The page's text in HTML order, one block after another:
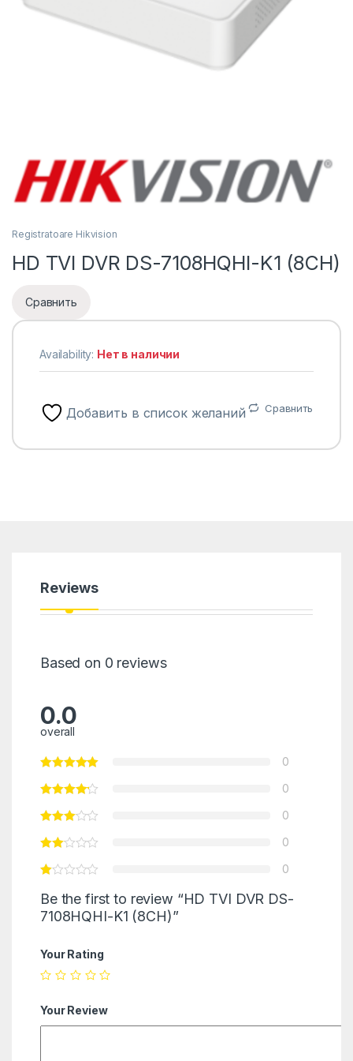
Registratoare Hikvision
HD TVI DVR DS-7108HQHI-K1 (8CH)
Сравнить
Availability: Нет в наличии
Добавить в список желаний Сравнить
Reviews
Based on 0 reviews
0.0
overall
0
0
0
0
0
Be the first to review “HD TVI DVR DS-
7108HQHI-K1 (8CH)”
Your Rating
Your Review